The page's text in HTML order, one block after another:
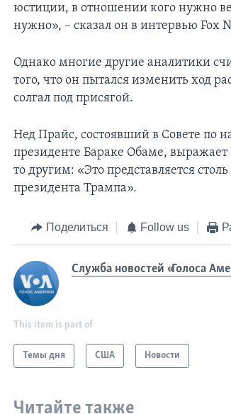
юстиции, в отношении кого нужно
нужно», – сказал он в интервью Fox
Однако многие другие аналитики
того, что он пытался изменить ход
солгал под присягой.
Нед Прайс, состоявший в Совете по
президенте Бараке Обаме,
то другим: «Это представляется
президента Трампа».
Поделиться Follow us
Служба новостей «Голоса
This item is part of
Темы дня США Новости
Читайте также